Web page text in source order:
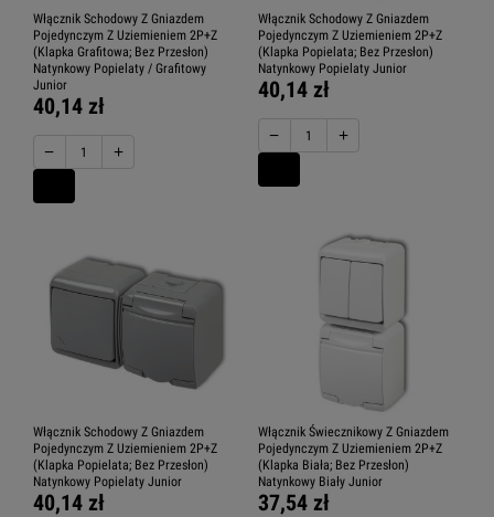
Włącznik Schodowy Z Gniazdem
Pojedynczym Z Uziemieniem 2P+Z
(Klapka Grafitowa; Bez Przesłon)
Natynkowy Popielaty / Grafitowy
Junior
40,14 zł
− +
Włącznik Schodowy Z Gniazdem
Pojedynczym Z Uziemieniem 2P+Z
(Klapka Popielata; Bez Przesłon)
Natynkowy Popielaty Junior
40,14 zł
− +
Włącznik Schodowy Z Gniazdem
Pojedynczym Z Uziemieniem 2P+Z
(Klapka Popielata; Bez Przesłon)
Natynkowy Popielaty Junior
40,14 zł
Włącznik Świecznikowy Z Gniazdem
Pojedynczym Z Uziemieniem 2P+Z
(Klapka Biała; Bez Przesłon)
Natynkowy Biały Junior
37,54 zł